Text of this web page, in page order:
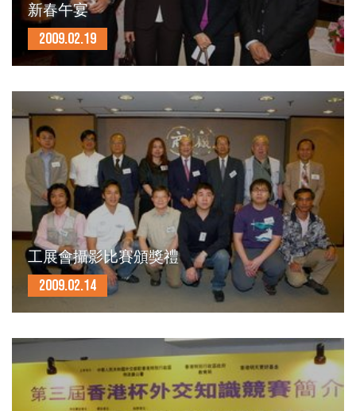
新春午宴
2009.02.19
工展會攝影比賽頒獎禮
2009.02.14